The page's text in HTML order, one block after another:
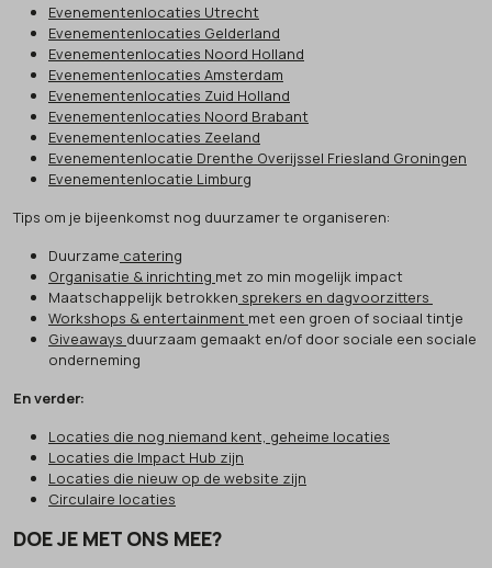
Evenementenlocaties Utrecht
Evenementenlocaties Gelderland
Evenementenlocaties Noord Holland
Evenementenlocaties Amsterdam
Evenementenlocaties Zuid Holland
Evenementenlocaties Noord Brabant
Evenementenlocaties Zeeland
Evenementenlocatie Drenthe Overijssel Friesland Groningen
Evenementenlocatie Limburg
Tips om je bijeenkomst nog duurzamer te organiseren:
Duurzame catering
Organisatie & inrichting met zo min mogelijk impact
Maatschappelijk betrokken sprekers en dagvoorzitters
Workshops & entertainment met een groen of sociaal tintje
Giveaways duurzaam gemaakt en/of door sociale een sociale
onderneming
En verder:
Locaties die nog niemand kent, geheime locaties
Locaties die Impact Hub zijn
Locaties die nieuw op de website zijn
Circulaire locaties
DOE JE MET ONS MEE?